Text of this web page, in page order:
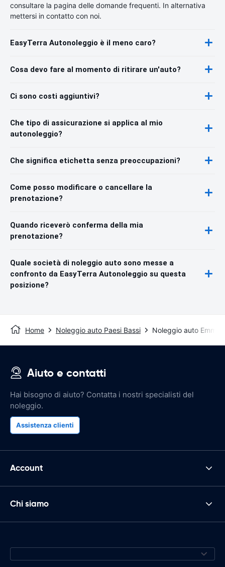
consultare la pagina delle domande frequenti. In alternativa
mettersi in contatto con noi.
EasyTerra Autonoleggio è il meno caro?
Cosa devo fare al momento di ritirare un'auto?
Ci sono costi aggiuntivi?
Che tipo di assicurazione si applica al mio
autonoleggio?
Che significa etichetta senza preoccupazioni?
Come posso modificare o cancellare la
prenotazione?
Quando riceverò conferma della mia
prenotazione?
Quale società di noleggio auto sono messe a
confronto da EasyTerra Autonoleggio su questa
posizione?
Home Noleggio auto Paesi Bassi Noleggio auto
Aiuto e contatti
Hai bisogno di aiuto? Contatta i nostri specialisti del
noleggio.
Assistenza clienti
Account
Chi siamo